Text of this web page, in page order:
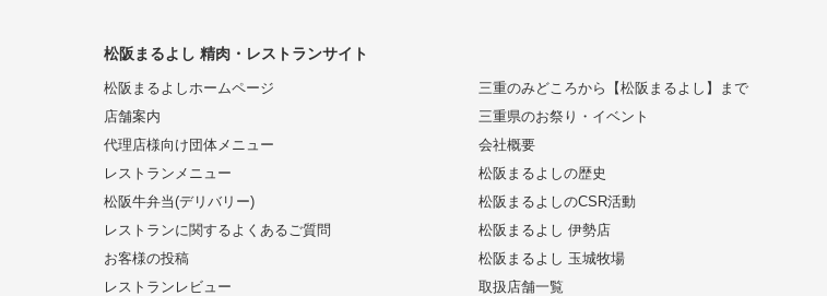
松阪まるよし 精肉・レストランサイト
松阪まるよしホームページ
店舗案内
代理店様向け団体メニュー
レストランメニュー
松阪牛弁当(デリバリー)
レストランに関するよくあるご質問
お客様の投稿
レストランレビュー
三重のみどころから【松阪まるよし】まで
三重県のお祭り・イベント
会社概要
松阪まるよしの歴史
松阪まるよしのCSR活動
松阪まるよし 伊勢店
松阪まるよし 玉城牧場
取扱店舗一覧